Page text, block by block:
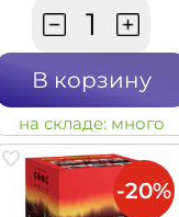
В корзину
на складе: много
-20%